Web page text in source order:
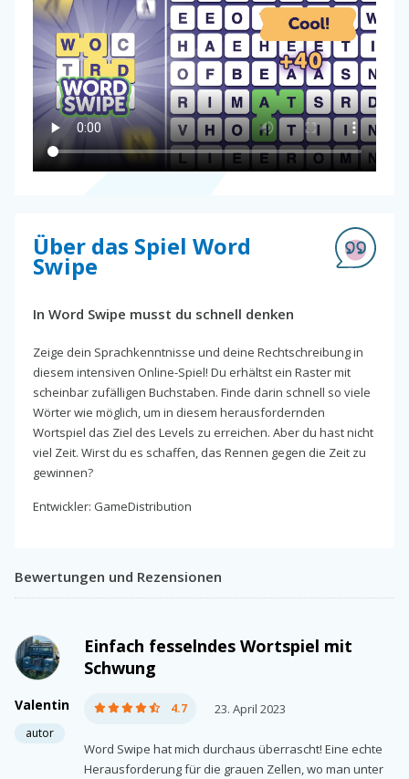
Über das Spiel Word
Swipe
In Word Swipe musst du schnell denken
Zeige dein Sprachkenntnisse und deine Rechtschreibung in
diesem intensiven Online-Spiel! Du erhältst ein Raster mit
scheinbar zufälligen Buchstaben. Finde darin schnell so viele
Wörter wie möglich, um in diesem herausfordernden
Wortspiel das Ziel des Levels zu erreichen. Aber du hast nicht
viel Zeit. Wirst du es schaffen, das Rennen gegen die Zeit zu
gewinnen?
Entwickler: GameDistribution
Bewertungen und Rezensionen
Valentin
autor
Einfach fesselndes Wortspiel mit
Schwung
4.7 23. April 2023
Word Swipe hat mich durchaus überrascht! Eine echte
Herausforderung für die grauen Zellen, wo man unter